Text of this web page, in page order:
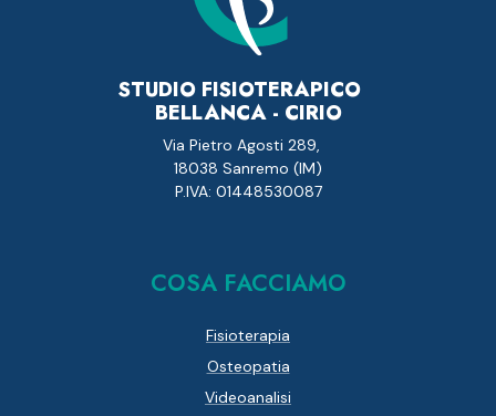
STUDIO FISIOTERAPICO
BELLANCA - CIRIO
Via Pietro Agosti 289,
18038 Sanremo (IM)
P.IVA: 01448530087
COSA FACCIAMO
Fisioterapia
Osteopatia
Videoanalisi